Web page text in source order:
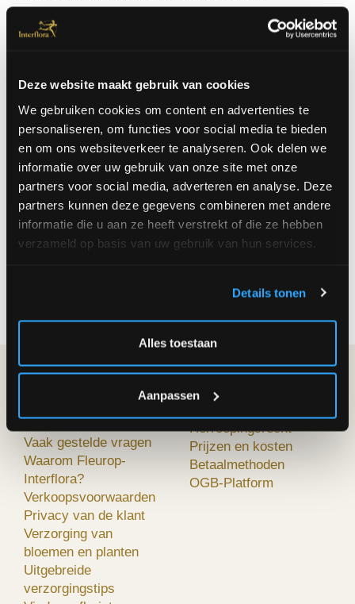
Deze website maakt gebruik van cookies
We gebruiken cookies om content en advertenties te
personaliseren, om functies voor social media te bieden
en om ons websiteverkeer te analyseren. Ook delen we
informatie over uw gebruik van onze site met onze
partners voor social media, adverteren en analyse. Deze
partners kunnen deze gegevens combineren met andere
informatie die u aan ze heeft verstrekt of die ze hebben
verzameld op basis van uw gebruik van hun services.
Details tonen
Alles toestaan
Aanpassen
Bloemen bestellen voor Auckland is heel eenvoudig
bij Interflora. U bestelt zo de mooiste bloemen die
laten leveren voor werkelijk elke gelegenheid. Voor
een verjaardag, een huwelijk, een zieke, zomaar, ...
Bestel hier
Besteld voor 14u, vandaag nog door onze bloemisten
Over ons
Vaak gestelde vragen
Waarom Fleurop-
Interflora?
Verkoopsvoorwaarden
Privacy van de klant
Verzorging van
bloemen en planten
Uitgebreide
verzorgingstips
Herroepingsrecht
Prijzen en kosten
Betaalmethoden
OGB-Platform